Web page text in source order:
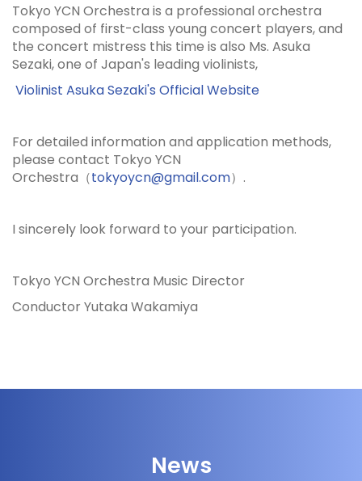
Tokyo YCN Orchestra is a professional orchestra
composed of first-class young concert players, and
the concert mistress this time is also Ms. Asuka
Sezaki, one of Japan's leading violinists,
Violinist Asuka Sezaki's Official Website
For detailed information and application methods,
please contact Tokyo YCN
Orchestra （tokyoycn@gmail.com） .
I sincerely look forward to your participation.
Tokyo YCN Orchestra Music Director
Conductor Yutaka Wakamiya
News